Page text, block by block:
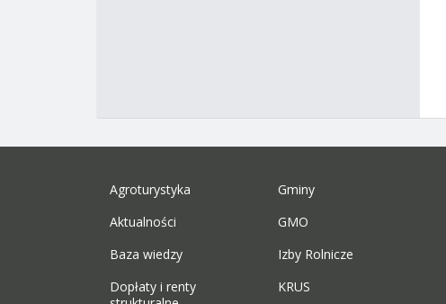
Agroturystyka
Aktualności
Baza wiedzy
Dopłaty i renty
Gminy
GMO
Izby Rolnicze
KRUS